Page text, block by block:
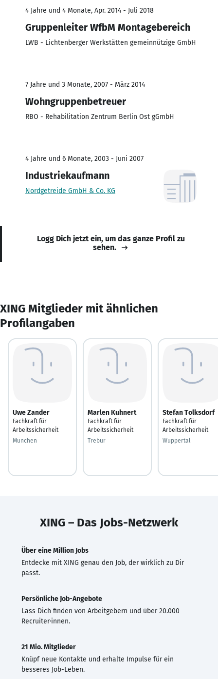
4 Jahre und 4 Monate, Apr. 2014 - Juli 2018
Gruppenleiter WfbM Montagebereich
LWB - Lichtenberger Werkstätten gemeinnützige GmbH
7 Jahre und 3 Monate, 2007 - März 2014
Wohngruppenbetreuer
RBO - Rehabilitation Zentrum Berlin Ost gGmbH
4 Jahre und 6 Monate, 2003 - Juni 2007
Industriekaufmann
Nordgetreide GmbH & Co. KG
Logg Dich jetzt ein, um das ganze Profil zu
sehen.
XING Mitglieder mit ähnlichen
Profilangaben
Uwe Zander
Fachkraft für
Arbeitssicherheit
München
Marlen Kuhnert
Fachkraft für
Arbeitssicherheit
Trebur
Stefan Tolksdorf
Fachkraft für
Arbeitssicherheit
Wuppertal
XING – Das Jobs-Netzwerk
Über eine Million Jobs
Entdecke mit XING genau den Job, der wirklich zu Dir
passt.
Persönliche Job-Angebote
Lass Dich finden von Arbeitgebern und über 20.000
Recruiter·innen.
21 Mio. Mitglieder
Knüpf neue Kontakte und erhalte Impulse für ein
besseres Job-Leben.